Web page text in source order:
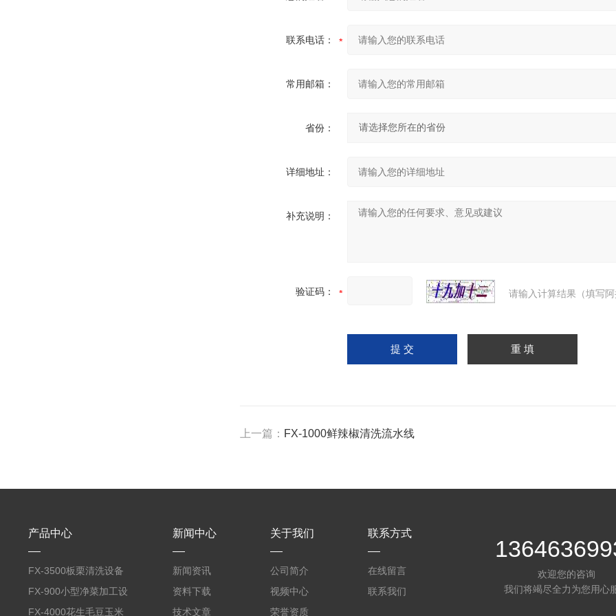
联系电话：
常用邮箱：
省份：
详细地址：
补充说明：
验证码： 请输入计算结果（填写
上一篇： FX-1000鲜辣椒清洗流水线
产品中心
FX-3500板栗清洗设备
全自动气泡清洗机
FX-900小型净菜加工设
备野菜清洗机
FX-4000花生毛豆玉米
新闻中心
新闻资讯
资料下载
技术文章
关于我们
公司简介
视频中心
荣誉资质
联系方式
在线留言
联系我们
欢迎您的咨询
我们将竭尽全力为您用心